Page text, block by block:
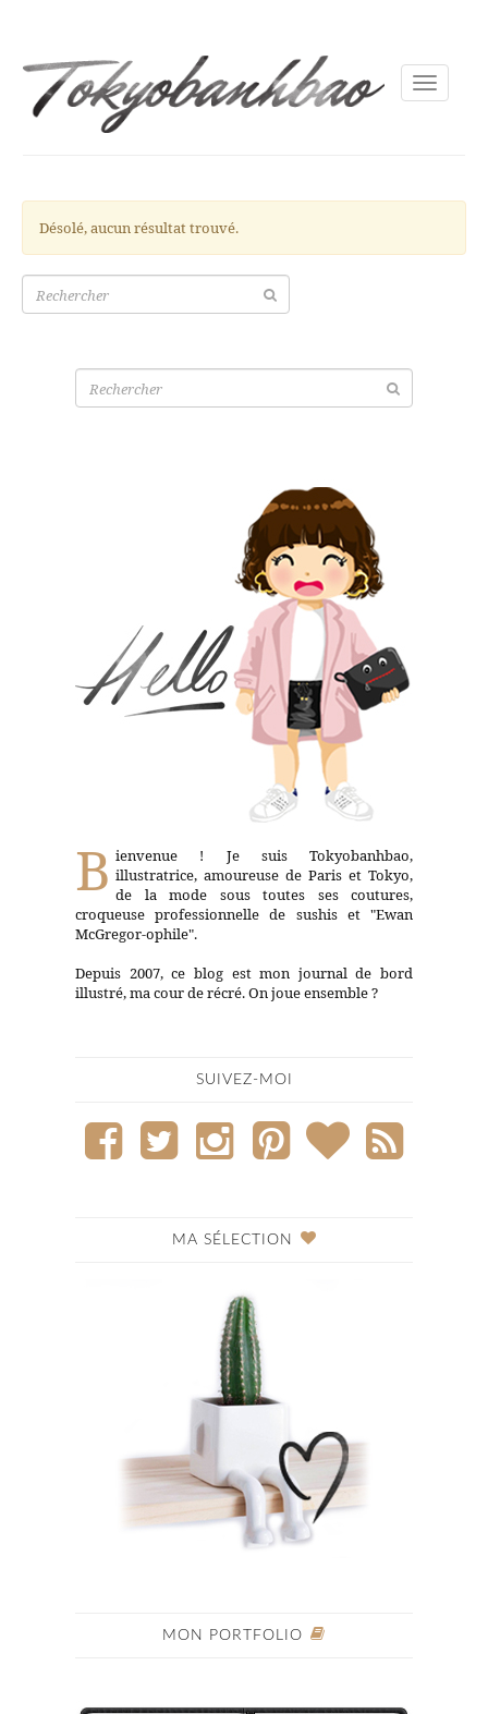
Toggle
Désolé, aucun résultat trouvé.
Recherche
pour:
Recherche
pour:
B ienvenue ! Je suis Tokyobanhbao,
illustratrice, amoureuse de Paris et Tokyo,
de la mode sous toutes ses coutures,
croqueuse professionnelle de sushis et "Ewan
McGregor-ophile".
Depuis 2007, ce blog est mon journal de bord
illustré, ma cour de récré. On joue ensemble ?
SUIVEZ-MOI
MA SÉLECTION
MON PORTFOLIO